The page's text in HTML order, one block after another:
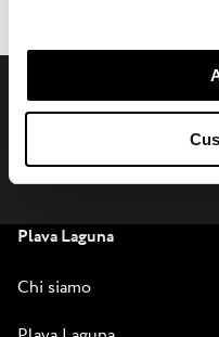
which purposes we may
manage your “Details”
Connettiti con noi
Plava Laguna
Chi siamo